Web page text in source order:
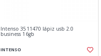
Intenso 3511470 lápiz usb 2.0
business 16gb
INTENSO